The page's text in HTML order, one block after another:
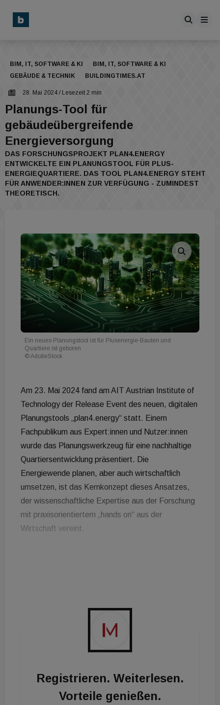
BIM, IT, SOFTWARE & KI
BIM, IT, SOFTWARE & KI
GEBÄUDE & TECHNIK
BUILDINGTIMES.AT
28. Mai 2024 / Lesezeit 2 min
Planungs-Tool für
gebäudeübergreifende
Energieversorgung
DAS FORSCHUNGSPROJEKT PLAN4.ENERGY
ENTWICKELTE EIN PLANUNGSTOOL FÜR PLUS-
ENERGIEQUARTIERE. DAS TOOL PLAN4.ENERGY STEHT
FÜR ANWENDER:INNEN ZUR VERFÜGUNG - ZUMINDEST
THEORETISCH.
Ein neues Planungstool ist für Plusenergie-Bauten und
Quartiere ist geboren
© AdobeStock
Am 23. Mai 2024 fand am AIT Austrian Institute of
Technology der Release Event des neuen, digitalen
Planungstools „plan4.energy“ statt. Einem
Fachpublikum aus Expert:innen und Nutzer:innen
wurde das Planungswerkzeug für eine nachhaltige
Quartiersentwicklung präsentiert. Die
Energiewende planen, aber auch wirtschaftlich
umsetzen, ist das Kernkonzept dieses Ansatzes,
der wissenschaftliche Expertise aus der Forschung
mit praxisorientiertem „hands on“ aus der
Wirtschaft vereint.
mit den Industriepartnern im Konsortium ist ein
entstanden, das vielen Quartieren eine rasche
Entscheidungsgrundlage für den weiteren Ausbau
erklärt Friederich Kupzog, Leiter der Abteilung
Power and Renewable Gas Systems (PGS) am
Registrieren. Weiterlesen.
Vorteile genießen.